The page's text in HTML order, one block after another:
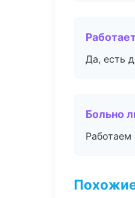
Да, есть
Больно
Работаем